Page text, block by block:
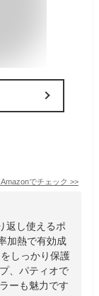
Amazonでチェック >>
返し使えるポ
加熱で有効成
しっかり保護
、パティオで
ーも魅力です